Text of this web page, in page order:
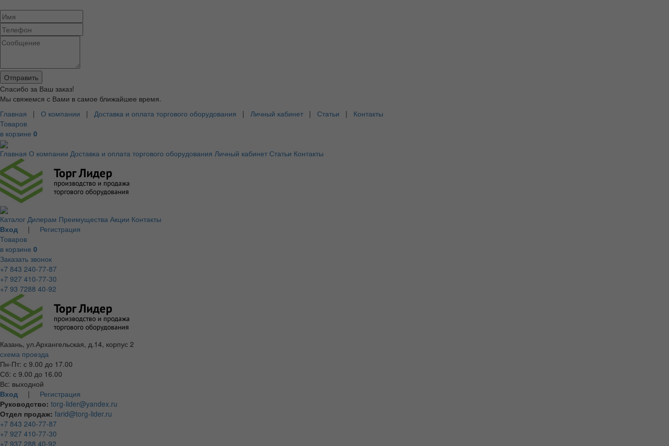
Спасибо за Ваш заказ!
Мы свяжемся с Вами в самое ближайшее время.
Главная | О компании | Доставка и оплата торгового оборудования | Личный кабинет | Статьи | Контакты
Товаров
в корзине 0
Главная О компании Доставка и оплата торгового оборудования Личный кабинет Статьи Контакты
Каталог Дилерам Преимущества Акции Контакты
Вход | Регистрация
Товаров
в корзине 0
Заказать звонок
+7 843 240-77-87
+7 927 410-77-30
+7 93 7288 40-92
Казань, ул.Архангельская, д.14, корпус 2
схема проезда
Пн-Пт: с 9.00 до 17.00
Сб: с 9.00 до 16.00
Вс: выходной
Вход | Регистрация
Руководство: torg-lider@yandex.ru
Отдел продаж: farid@torg-lider.ru
+7 843 240-77-87
+7 927 410-77-30
+7 937 288 40-92